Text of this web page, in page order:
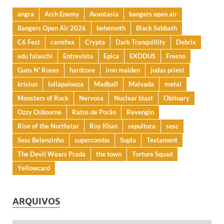
angra Arch Enemy Avantasia
bangers open air
Bangers Open Air 2026
behemoth
Black Sabbath
C6 Fest
carnifex Crypta Dark Tranquillity
Debrix
edu falaschi
Entrevista Epica EXODUS
Fresno
Guns N' Roses
hardcore iron maiden
judas priest
krisiun
lollapalooza Madball Malvada
metal
Monsters of Rock
Nervosa Nuclear blast
Obituary
Ozzy Osbourne
Ratos de Porão
Revengin
Rise of the Northstar
Roy Khan sepultura
sesc
Sesc Belenzinho
supercombo Supla
Testament
The Devil Wears Prada
the town
Torture Squad
Yellowcard
ARQUIVOS